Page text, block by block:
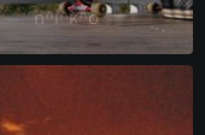
n^i^k^o